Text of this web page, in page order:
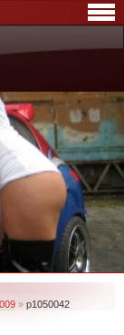
» p1050042